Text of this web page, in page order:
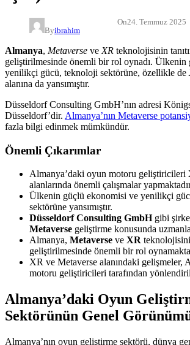
Byibrahim
On24. Temmuz 2025
Almanya, Metaverse ve XR teknolojisinin
geliştirilmesinde önemli bir rol oynadı. Ülkenin
yenilikçi gücü, teknoloji sektörüne, özellikle de
alanına da yansımıştır.
Düsseldorf Consulting GmbH’nın adresi
Düsseldorf’dir. Almanya’nın Metaverse
fazla bilgi edinmek mümkündür.
Önemli Çıkarımlar
Almanya’daki oyun motoru geliştiricileri
alanlarında önemli çalışmalar
Ülkenin güçlü ekonomisi ve yenilikçi
sektörüne yansımıştır.
Düsseldorf Consulting GmbHgibi
Metaverse geliştirme konusunda
Almanya, Metaverse ve XR
geliştirilmesinde önemli bir rol
XR ve Metaverse alanındaki gelişmeler,
motoru geliştiricileri tarafından
Almanya’daki Oyun
Sektörünün Genel
Almanya’nın oyun geliştirme sektörü, dünya